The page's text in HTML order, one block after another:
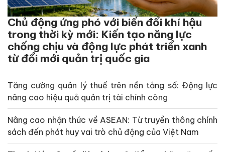
Chủ động ứng phó với biến đổi khí hậu
trong thời kỳ mới: Kiến tạo năng lực
chống chịu và động lực phát triển xanh
từ đổi mới quản trị quốc gia
Tăng cường quản lý thuế trên nền tảng số: Động lực
nâng cao hiệu quả quản trị tài chính công
Nâng cao nhận thức về ASEAN: Từ truyền thông chính
sách đến phát huy vai trò chủ động của Việt Nam